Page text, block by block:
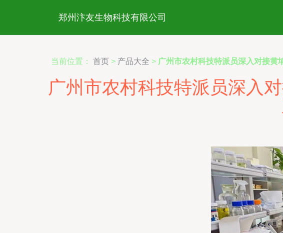
郑州汴友生物科技有限公司
当前位置： 首页 > 产品大全 > 广州市农村科技特派员深入对接黄
广州市农村科技特派员深入